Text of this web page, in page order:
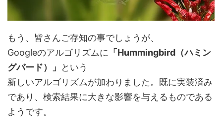
もう、皆さんご存知の事でしょうが、
Googleのアルゴリズムに 「Hummingbird（ハミン
グバード）」
という
新しいアルゴリズムが加わりました。既に実装済み
であり、検索結果に大きな影響を与えるものである
ようです。